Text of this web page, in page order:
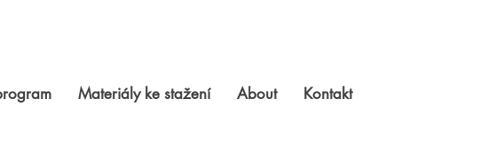
Materiály ke stažení About Kontakt